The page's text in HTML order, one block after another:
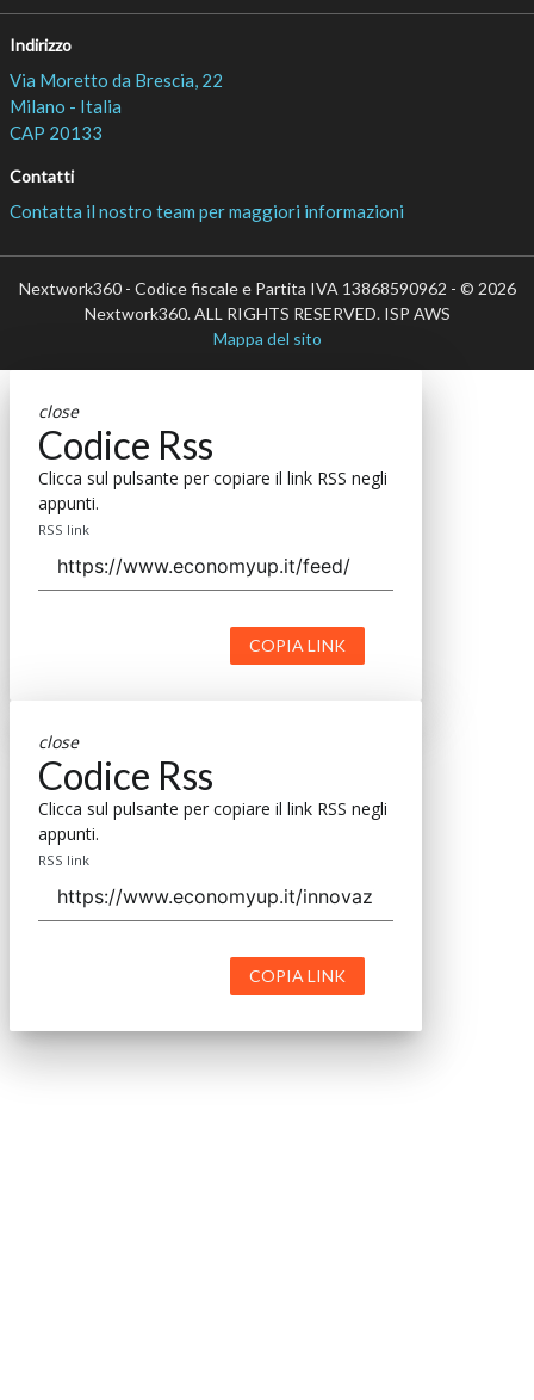
Indirizzo
Via Moretto da Brescia, 22
Milano - Italia
CAP 20133
Contatti
Contatta il nostro team per maggiori informazioni
Nextwork360 - Codice fiscale e Partita IVA 13868590962 - © 2026
Nextwork360. ALL RIGHTS RESERVED. ISP AWS
Mappa del sito
close
Codice Rss
Clicca sul pulsante per copiare il link RSS negli
appunti.
RSS link
COPIA LINK
close
Codice Rss
Clicca sul pulsante per copiare il link RSS negli
appunti.
RSS link
COPIA LINK